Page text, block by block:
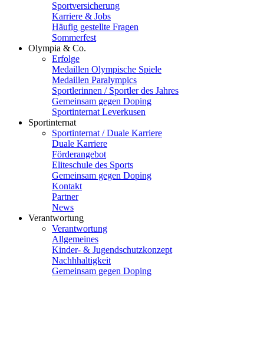
Sportversicherung
Karriere & Jobs
Häufig gestellte Fragen
Sommerfest
Olympia & Co.
Erfolge
Medaillen Olympische Spiele
Medaillen Paralympics
Sportlerinnen / Sportler des Jahres
Gemeinsam gegen Doping
Sportinternat Leverkusen
Sportinternat
Sportinternat / Duale Karriere
Duale Karriere
Förderangebot
Eliteschule des Sports
Gemeinsam gegen Doping
Kontakt
Partner
News
Verantwortung
Verantwortung
Allgemeines
Kinder- & Jugendschutzkonzept
Nachhhaltigkeit
Gemeinsam gegen Doping